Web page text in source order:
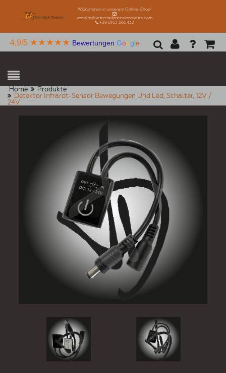
Willkommen in unserem Online-Shop!
vendite@vetreriadimensionevetro.com
+39 0163 560432
4,9/5 ★★★★★ Bewertungen Google
Home
Produkte
Detektor Infrarot-Sensor Bewegungen Und Led, Schalter, 12V /
24V